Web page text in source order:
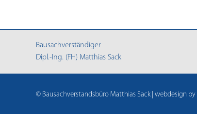
Bausachverständiger
Dipl.-Ing. (FH) Matthias Sack
© Bausachverstandsbüro Matthias Sack | webdesign by